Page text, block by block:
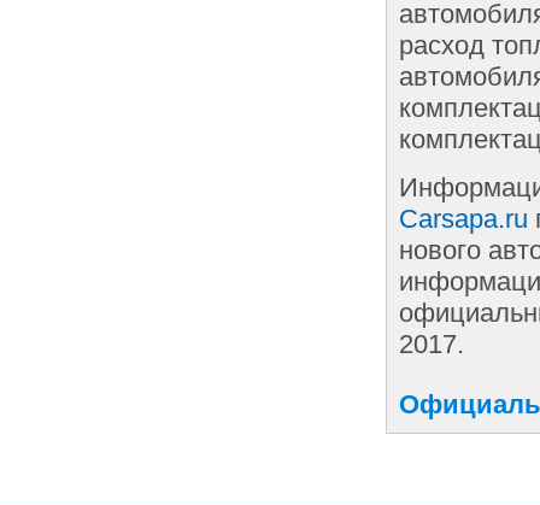
расход
Carsapa.ru
нового
2017.